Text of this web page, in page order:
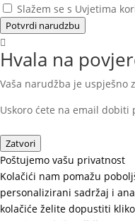
Slažem se s Uvjetima
Potvrdi narudzbu
Hvala na
Vaša narudžba je uspješno
Uskoro ćete na email
Zatvori
Poštujemo vašu privatnost
Kolačići nam pomažu
personalizirani sadržaj i
kolačiće želite dopustiti